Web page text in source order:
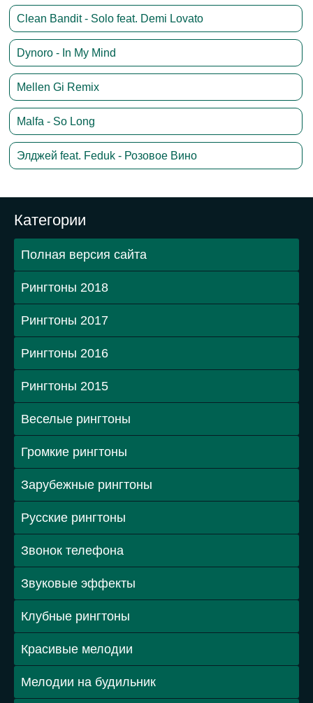
Clean Bandit - Solo feat. Demi Lovato
Dynoro - In My Mind
Mellen Gi Remix
Malfa - So Long
Элджей feat. Feduk - Розовое Вино
Категории
Полная версия сайта
Рингтоны 2018
Рингтоны 2017
Рингтоны 2016
Рингтоны 2015
Веселые рингтоны
Громкие рингтоны
Зарубежные рингтоны
Русские рингтоны
Звонок телефона
Звуковые эффекты
Клубные рингтоны
Красивые мелодии
Мелодии на будильник